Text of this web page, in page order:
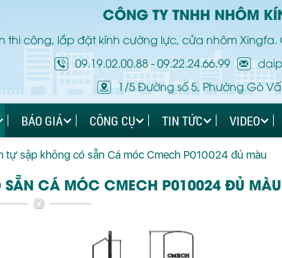
CÔNG TY TNHH NHÔM
thi công, lắp đặt kính cường lực, cửa nhôm
09.19.02.00.88-09.22.24.66.99
1/5 Đường số 5, Phường Gò
BÁO GIÁ CÔNG CỤ TIN TỨC VIDEO
tự sập không có sẵn Cá móc Cmech P010024 đủ màu
CÁ MÓC CMECH P010024 ĐỦ MÀU